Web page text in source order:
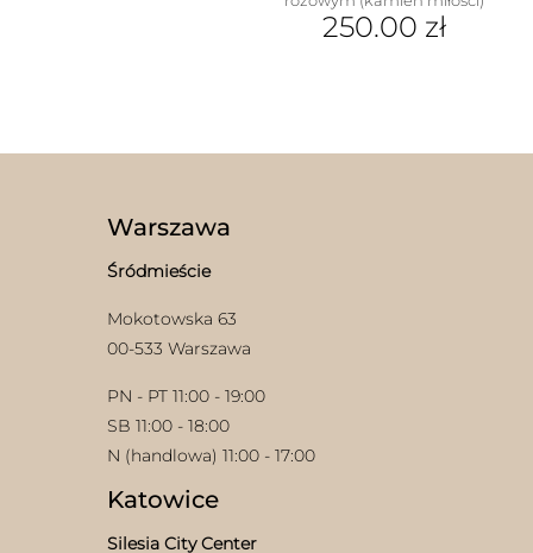
produktu
250.00 zł
Warszawa
Śródmieście
Mokotowska 63
00-533 Warszawa
PN - PT 11:00 - 19:00
SB 11:00 - 18:00
N (handlowa) 11:00 - 17:00
Katowice
Silesia City Center